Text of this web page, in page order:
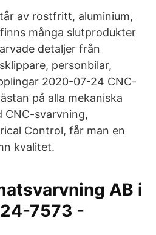
av rostfritt, aluminium,
många slutprodukter
detaljer från
personbilar,
2020-07-24 CNC-
på alla mekaniska
CNC-svarvning,
Control, får man en
kvalitet.
AB i
7573 -